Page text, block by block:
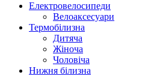
Електровелосипеди
Велоаксесуари
Термобілизна
Дитяча
Жіноча
Чоловіча
Нижня білизна